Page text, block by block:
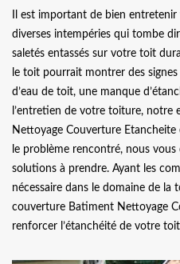
Il est important de bien
diverses intempéries qui tombe
saletés entassés sur votre toit
le toit pourrait montrer des
d’eau de toit, une manque
l’entretien de votre toiture,
Nettoyage Couverture
le problème rencontré, nous
solutions à prendre. Ayant les
nécessaire dans le domaine de la
couverture Batiment Nettoyage
renforcer l’étanchéité de votre